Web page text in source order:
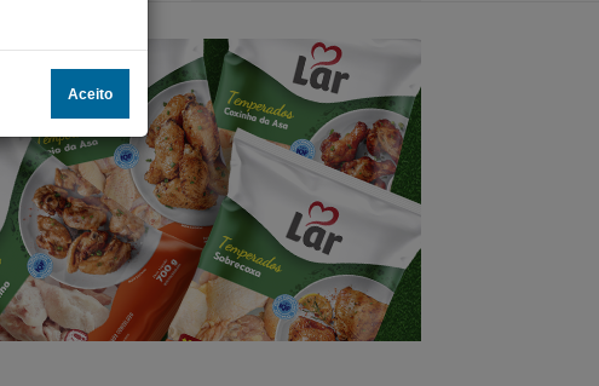
Aceito